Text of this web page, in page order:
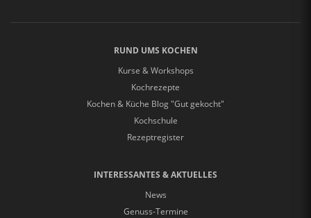
RUND UMS KOCHEN
Kurse & Workshops
Kochrezepte
Kochen & Küche Blog "Gut gekocht"
Kochschule
Rezeptregister
INTERESSANTES & AKTUELLES
News
Genuss-Termine